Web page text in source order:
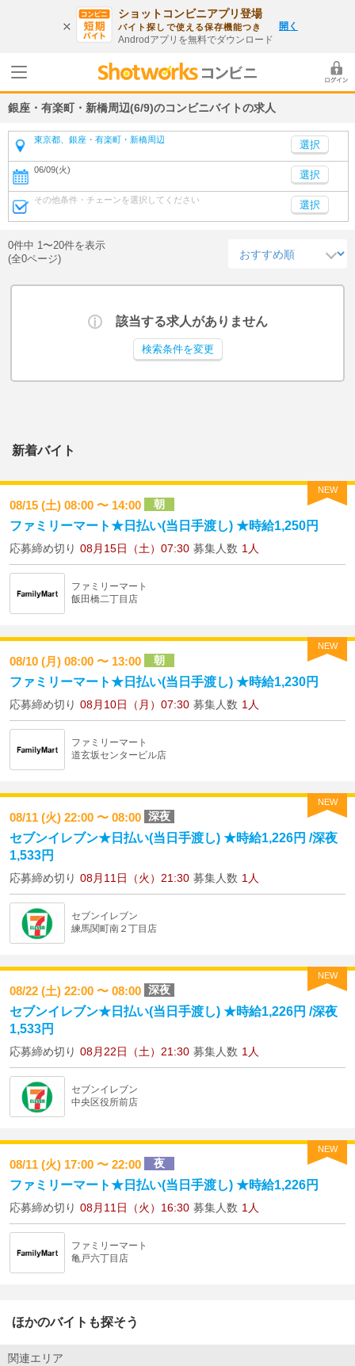
ショットコンビニアプリ登場
バイト探しで使える保存機能つき
Androdアプリを無料でダウンロード
開く
銀座・有楽町・新橋周辺(6/9)のコンビニバイトの求人
東京都、銀座・有楽町・新橋周辺
06/09(火) 選択
その他条件・チェーンを選択してください 選択
0件中 1〜20件を表示
(全0ページ)
該当する求人がありません
検索条件を変更
新着バイト
NEW
08/15 (土) 08:00 〜 14:00 朝
ファミリーマート★日払い(当日手渡し) ★時給1,250円
応募締め切り 08月15日（土）07:30 募集人数 1人
ファミリーマート
飯田橋二丁目店
NEW
08/10 (月) 08:00 〜 13:00 朝
ファミリーマート★日払い(当日手渡し) ★時給1,230円
応募締め切り 08月10日（月）07:30 募集人数 1人
ファミリーマート
道玄坂センタービル店
NEW
08/11 (火) 22:00 〜 08:00 深夜
セブンイレブン★日払い(当日手渡し) ★時給1,226円 /深夜
1,533円
応募締め切り 08月11日（火）21:30 募集人数 1人
セブンイレブン
練馬関町南２丁目店
NEW
08/22 (土) 22:00 〜 08:00 深夜
セブンイレブン★日払い(当日手渡し) ★時給1,226円 /深夜
1,533円
応募締め切り 08月22日（土）21:30 募集人数 1人
セブンイレブン
中央区役所前店
NEW
08/11 (火) 17:00 〜 22:00 夜
ファミリーマート★日払い(当日手渡し) ★時給1,226円
応募締め切り 08月11日（火）16:30 募集人数 1人
ファミリーマート
亀戸六丁目店
ほかのバイトも探そう
関連エリア